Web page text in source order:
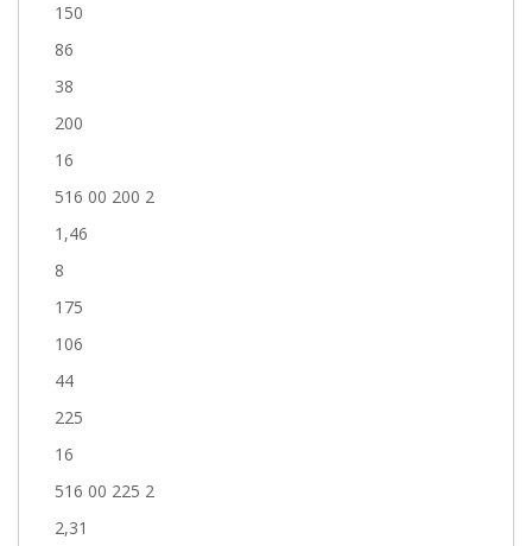
150
86
38
200
16
516 00 200 2
1,46
8
175
106
44
225
16
516 00 225 2
2,31